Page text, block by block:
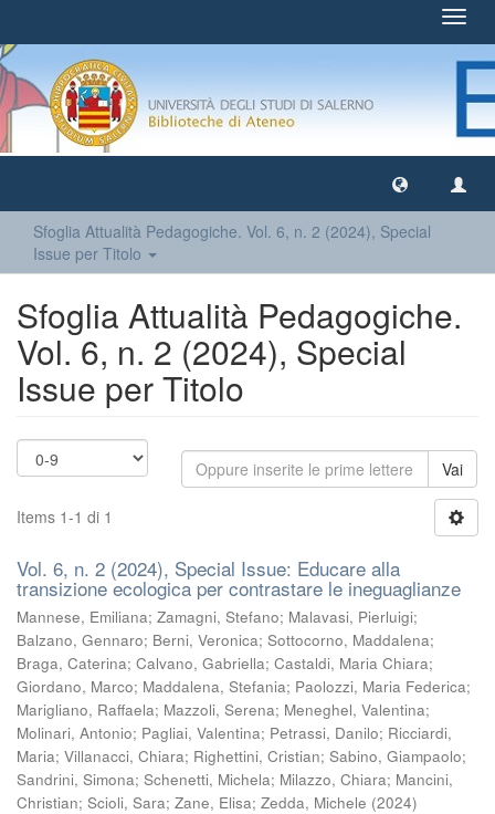
Sfoglia Attualità Pedagogiche. Vol. 6, n. 2 (2024), Special
Issue per Titolo
Sfoglia Attualità Pedagogiche.
Vol. 6, n. 2 (2024), Special
Issue per Titolo
Vai
Items 1-1 di 1
Vol. 6, n. 2 (2024), Special Issue: Educare alla
transizione ecologica per contrastare le ineguaglianze
Mannese, Emiliana; Zamagni, Stefano; Malavasi, Pierluigi;
Balzano, Gennaro; Berni, Veronica; Sottocorno, Maddalena;
Braga, Caterina; Calvano, Gabriella; Castaldi, Maria Chiara;
Giordano, Marco; Maddalena, Stefania; Paolozzi, Maria Federica;
Marigliano, Raffaela; Mazzoli, Serena; Meneghel, Valentina;
Molinari, Antonio; Pagliai, Valentina; Petrassi, Danilo; Ricciardi,
Maria; Villanacci, Chiara; Righettini, Cristian; Sabino, Giampaolo;
Sandrini, Simona; Schenetti, Michela; Milazzo, Chiara; Mancini,
Christian; Scioli, Sara; Zane, Elisa; Zedda, Michele (2024)